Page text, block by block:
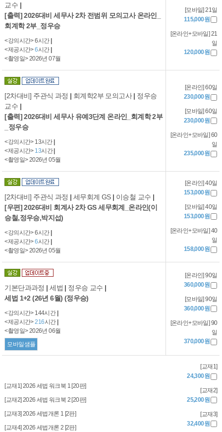
교수 |
[출력] 2026대비 세무사 2차 전범위 모의고사 온라인_
회계학 2부_정우승
<강의시간> 6시간 |
<제공시간>6시간 |
<촬영일> 2026년 07월
[모바일] 21일
115,000원
[온라인+모바일] 21
일
120,000원
[2차대비] 주관식 과정 | 회계학2부 모의고사| 정우승
교수 |
[출력] 2026대비 세무사 유예3단계 온라인_회계학 2부
_정우승
<강의시간> 13시간 |
<제공시간> 13시간|
<촬영일> 2026년 05월
[온라인] 60일
230,000원
[모바일] 60일
230,000원
[온라인+모바일] 60
일
235,000원
[2차대비] 주관식 과정 | 세무회계 GS | 이승철 교수 |
[우편] 2026대비 회계사 2차 GS 세무회계_온라인(이
승철,정우승,박지섭)
<강의시간> 6시간 |
<제공시간>6시간 |
<촬영일> 2026년 05월
[온라인] 40일
153,000원
[모바일] 40일
153,000원
[온라인+모바일] 40
일
158,000원
기본단과과정 | 세법 | 정우승 교수 |
세법 1+2 (26년 6월) (정우승)
<강의시간> 144시간 |
<제공시간>216시간 |
<촬영일> 2026년 06월
모바일샘플
[온라인] 90일
360,000원
[모바일] 90일
360,000원
[온라인+모바일] 90
일
370,000원
[교재1] 2026 세법 워크북 1 [20판]
[교재2] 2026 세법 워크북 2 [20판]
[교재3] 2026 세법개론 1 [2판]
[교재4] 2026 세법개론 2 [2판]
[교재1]
24,300원
[교재2]
25,200원
[교재3]
32,400원